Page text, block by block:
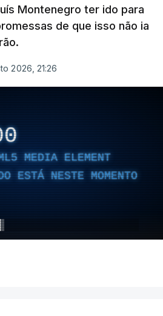
Montenegro ter ido para
de que isso não ia
2026, 21:26
MEDIA ELEMENT
ESTÁ NESTE MOMENTO